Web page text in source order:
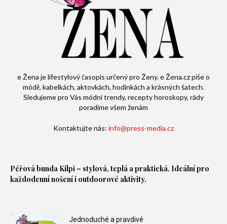
e Žena je lifestylový časopis určený pro Ženy. e Žena.cz píše o
módě, kabelkách, aktovkách, hodinkách a krásných šatech.
Sledujeme pro Vás módní trendy, recepty horoskopy, rády
poradíme všem ženám
Kontaktujte nás: info@press-media.cz
Péřová bunda Kilpi – stylová, teplá a praktická. Ideální pro
každodenní nošení i outdoorové aktivity.
Jednoduché a pravdivé